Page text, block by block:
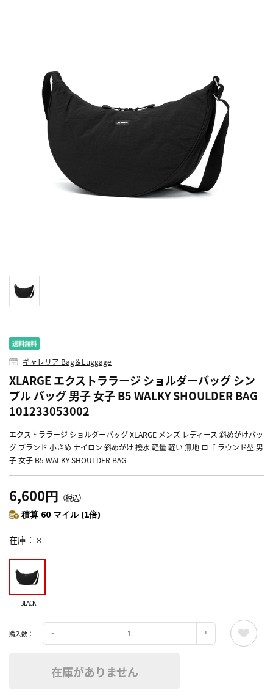
ギャレリア Bag＆Luggage
XLARGE エクストララージ ショルダーバッグ シン
プル バッグ 男子 女子 B5 WALKY SHOULDER BAG
101233053002
エクストララージ ショルダーバッグ XLARGE メンズ レディース 斜めがけバッ
グ ブランド 小さめ ナイロン 斜めがけ 撥水 軽量 軽い 無地 ロゴ ラウンド型 男
子 女子 B5 WALKY SHOULDER BAG
6,600円 （税込）
積算 60 マイル (1倍)
在庫 ×
BLACK
購入数：
在庫がありません